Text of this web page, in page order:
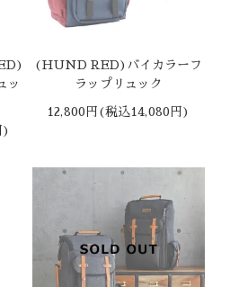
ッ
)
(HUND RED)バイカラーフ
ラップリュック
12,800円(税込14,080円)